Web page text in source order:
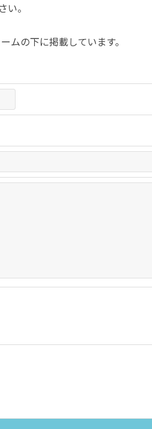
。
の下に掲載しています。